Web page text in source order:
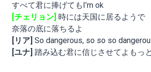
すべて君に捧げてもI’m ok
[チェリョン] 時には天国に居るようで
奈落の底に落ちるよ
[リア] So dangerous, so so so
[ユナ] 踏み込む君に信じさせてよもっと